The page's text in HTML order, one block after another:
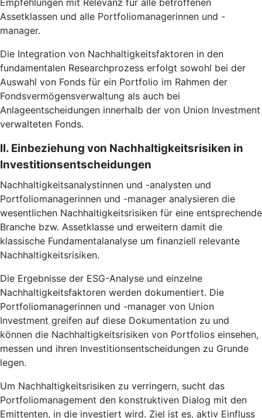
Empfehlungen mit Relevanz für alle betroffenen
Assetklassen und alle Portfoliomanagerinnen und -
manager.
Die Integration von Nachhaltigkeitsfaktoren in den
fundamentalen Researchprozess erfolgt sowohl bei der
Auswahl von Fonds für ein Portfolio im Rahmen der
Fondsvermögensverwaltung als auch bei
Anlageentscheidungen innerhalb der von Union Investment
verwalteten Fonds.
II. Einbeziehung von Nachhaltigkeitsrisiken in
Investitionsentscheidungen
Nachhaltigkeitsanalystinnen und -analysten und
Portfoliomanagerinnen und -manager analysieren die
wesentlichen Nachhaltigkeitsrisiken für eine entsprechende
Branche bzw. Assetklasse und erweitern damit die
klassische Fundamentalanalyse um finanziell relevante
Nachhaltigkeitsrisiken.
Die Ergebnisse der ESG-Analyse und einzelne
Nachhaltigkeitsfaktoren werden dokumentiert. Die
Portfoliomanagerinnen und -manager von Union
Investment greifen auf diese Dokumentation zu und
können die Nachhaltigkeitsrisiken von Portfolios einsehen,
messen und ihren Investitionsentscheidungen zu Grunde
legen.
Um Nachhaltigkeitsrisiken zu verringern, sucht das
Portfoliomanagement den konstruktiven Dialog mit den
Emittenten, in die investiert wird. Ziel ist es, aktiv Einfluss